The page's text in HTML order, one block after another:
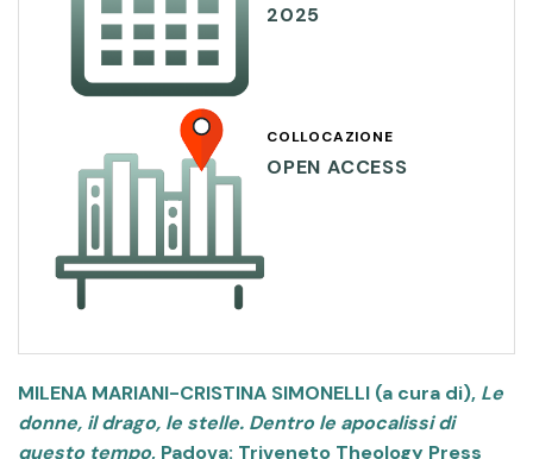
2025
COLLOCAZIONE
OPEN ACCESS
MILENA MARIANI-CRISTINA SIMONELLI (a cura di), Le
donne, il drago, le stelle. Dentro le apocalissi di
questo tempo, Padova: Triveneto Theology Press